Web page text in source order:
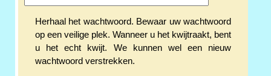
Herhaal het wachtwoord. Bewaar uw wachtwoord
op een veilige plek. Wanneer u het kwijtraakt, bent
u het echt kwijt. We kunnen wel een nieuw
wachtwoord verstrekken.